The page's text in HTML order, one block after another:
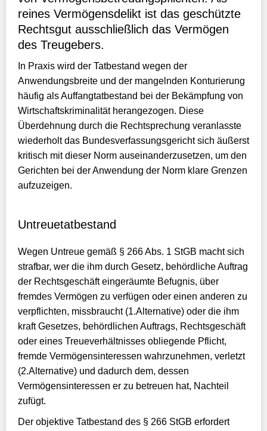
reines Vermögensdelikt ist das geschützte
Rechtsgut ausschließlich das Vermögen
des Treugebers.
In Praxis wird der Tatbestand wegen der
Anwendungsbreite und der mangelnden Konturierung
häufig als Auffangtatbestand bei der Bekämpfung von
Wirtschaftskriminalität herangezogen. Diese
Überdehnung durch die Rechtsprechung veranlasste
wiederholt das Bundesverfassungsgericht sich äußerst
kritisch mit dieser Norm auseinanderzusetzen, um den
Gerichten bei der Anwendung der Norm klare Grenzen
aufzuzeigen.
Untreuetatbestand
Wegen Untreue gemäß § 266 Abs. 1 StGB macht sich
strafbar, wer die ihm durch Gesetz, behördliche Auftrag
der Rechtsgeschäft eingeräumte Befugnis, über
fremdes Vermögen zu verfügen oder einen anderen zu
verpflichten, missbraucht (1.Alternative) oder die ihm
kraft Gesetzes, behördlichen Auftrags, Rechtsgeschäft
oder eines Treueverhältnisses obliegende Pflicht,
fremde Vermögensinteressen wahrzunehmen, verletzt
(2.Alternative) und dadurch dem, dessen
Vermögensinteressen er zu betreuen hat, Nachteil
zufügt.
Der objektive Tatbestand des § 266 StGB erfordert